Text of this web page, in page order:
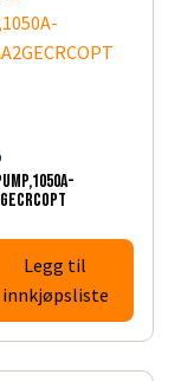
Legg til
innkjøpsliste